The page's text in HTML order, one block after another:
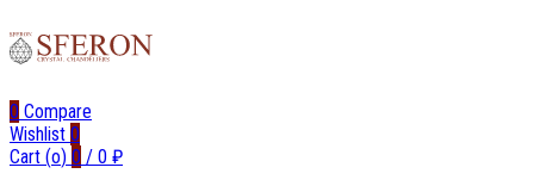
0 Compare
Wishlist 0
Cart (o) 0 / 0 ₽